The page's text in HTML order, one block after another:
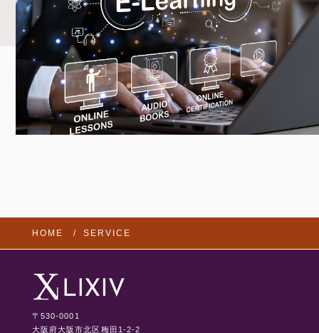
HOME SERVICE
〒530-0001
大阪府大阪市北区梅田1-2-2